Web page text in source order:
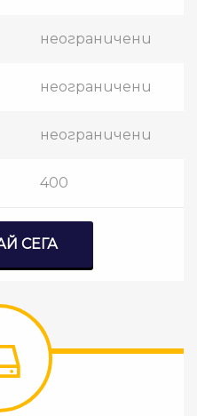
неограничени
неограничени
неограничени
400
СЕГА